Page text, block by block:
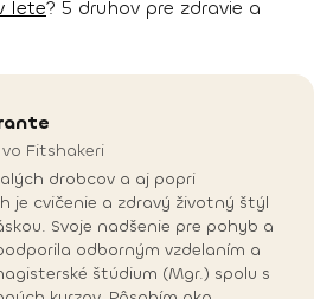
lete? 5 druhov pre zdravie a
Fitshakeri
drobcov a aj popri
je cvičenie a zdravý životný štýl
Svoje nadšenie pre pohyb a
odborným vzdelaním a
štúdium (Mgr.) spolu s